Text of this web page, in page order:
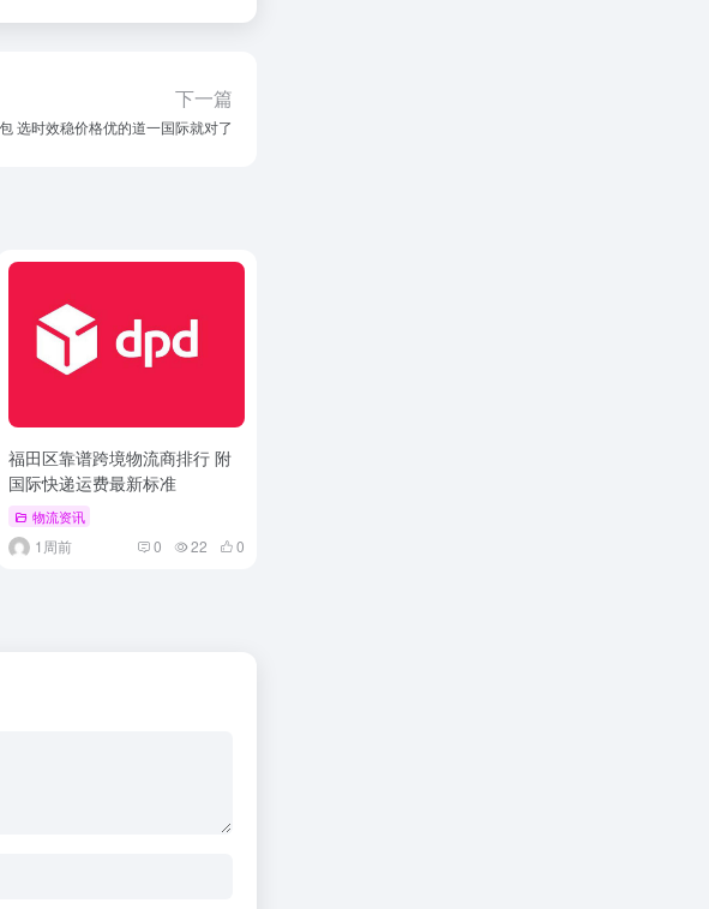
下一篇
选时效稳价格优的道一国际就对了
客多
福田区靠谱跨境物流商排行 附
国际快递运费最新标准
物流资讯
1周前 0 22 0